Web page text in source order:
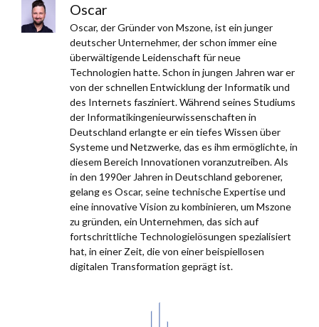
Oscar
Oscar, der Gründer von Mszone, ist ein junger
deutscher Unternehmer, der schon immer eine
überwältigende Leidenschaft für neue
Technologien hatte. Schon in jungen Jahren war er
von der schnellen Entwicklung der Informatik und
des Internets fasziniert. Während seines Studiums
der Informatikingenieurwissenschaften in
Deutschland erlangte er ein tiefes Wissen über
Systeme und Netzwerke, das es ihm ermöglichte, in
diesem Bereich Innovationen voranzutreiben. Als
in den 1990er Jahren in Deutschland geborener,
gelang es Oscar, seine technische Expertise und
eine innovative Vision zu kombinieren, um Mszone
zu gründen, ein Unternehmen, das sich auf
fortschrittliche Technologielösungen spezialisiert
hat, in einer Zeit, die von einer beispiellosen
digitalen Transformation geprägt ist.